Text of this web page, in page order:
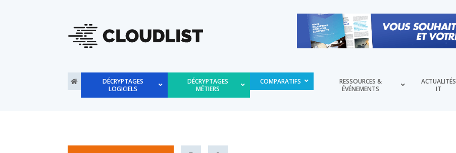
DÉCRYPTAGES
LOGICIELS
DÉCRYPTAGES
MÉTIERS
COMPARATIFS
RESSOURCES &
ÉVÉNEMENTS
ACTUALITÉS
IT